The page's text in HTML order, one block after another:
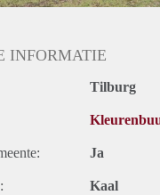
INFORMATIE
Tilburg
Ja
Kaal